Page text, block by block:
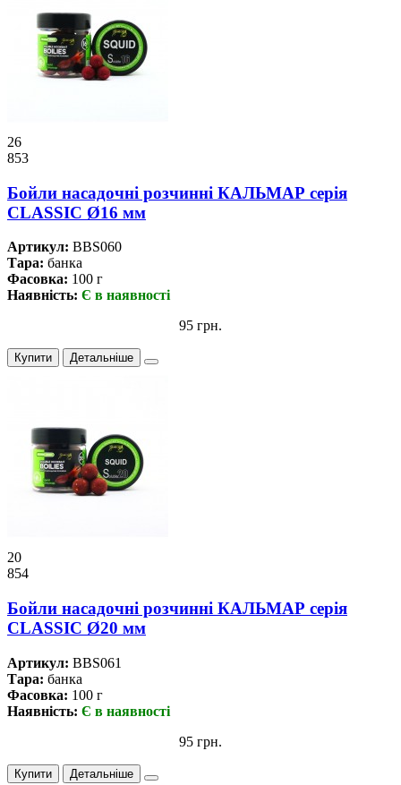
26
853
Бойли насадочні розчинні КАЛЬМАР серія
CLASSIC Ø16 мм
Артикул: BBS060
Тара: банка
Фасовка: 100 г
Наявність: Є в наявності
95 грн.
Купити Детальніше
20
854
Бойли насадочні розчинні КАЛЬМАР серія
CLASSIC Ø20 мм
Артикул: BBS061
Тара: банка
Фасовка: 100 г
Наявність: Є в наявності
95 грн.
Купити Детальніше